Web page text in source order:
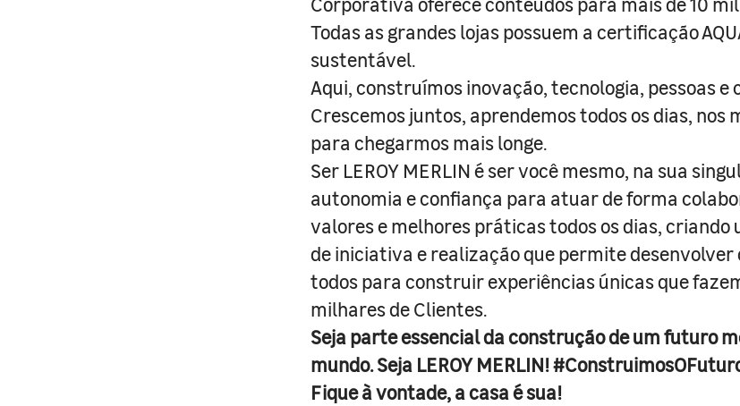
Todas as grandes lojas possuem a certificação
sustentável.
Aqui, construímos inovação, tecnologia, pessoas e
Crescemos juntos, aprendemos todos os dias, nos
para chegarmos mais longe.
Ser LEROY MERLIN é ser você mesmo, na sua
autonomia e confiança para atuar de forma
valores e melhores práticas todos os dias, criando
de iniciativa e realização que permite desenvolver
todos para construir experiências únicas que
milhares de Clientes.
Seja parte essencial da construção de um futuro
mundo. Seja LEROY MERLIN!
Fique à vontade, a casa é sua!